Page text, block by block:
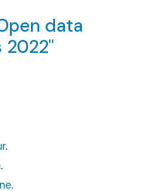
data
.
.
.